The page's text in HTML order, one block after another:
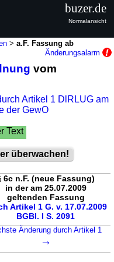
>a.F. Fassung ab
Änderungsalarm
vom
Artikel 1 DlRLUG am
der GewO
Text
überwachen!
6c n.F. (neue Fassung)
in der am 25.07.2009
geltenden Fassung
Artikel 1 G. v. 17.07.2009
BGBl. I S. 2091
Änderung durch Artikel 1
→
buzer.de
Normalansicht